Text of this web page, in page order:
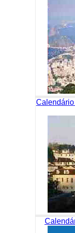
Calendário